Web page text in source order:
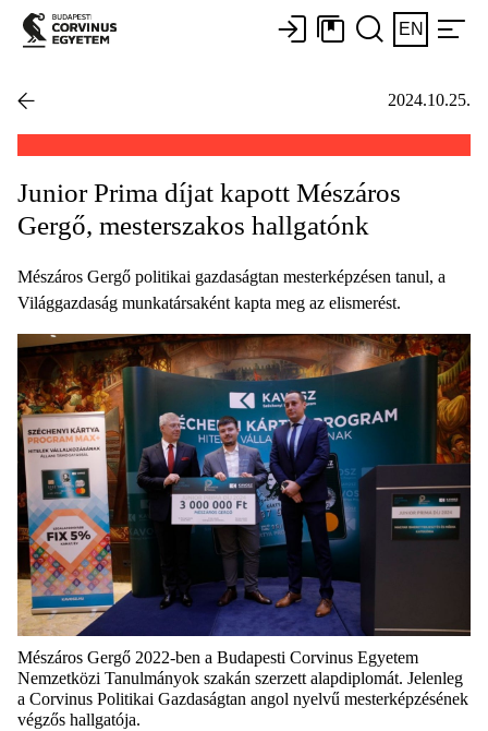
EN
2024.10.25.
Junior Prima díjat kapott Mészáros
Gergő, mesterszakos hallgatónk
Mészáros Gergő politikai gazdaságtan mesterképzésen tanul, a
Világgazdaság munkatársaként kapta meg az elismerést.
Mészáros Gergő 2022-ben a Budapesti Corvinus Egyetem
Nemzetközi Tanulmányok szakán szerzett alapdiplomát. Jelenleg
a Corvinus Politikai Gazdaságtan angol nyelvű mesterképzésének
végzős hallgatója.